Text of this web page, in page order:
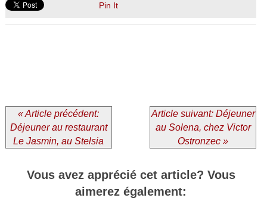
Pin It
« Article précédent:
Déjeuner au restaurant
Le Jasmin, au Stelsia
Article suivant: Déjeuner
au Solena, chez Victor
Ostronzec »
Vous avez apprécié cet article? Vous
aimerez également: